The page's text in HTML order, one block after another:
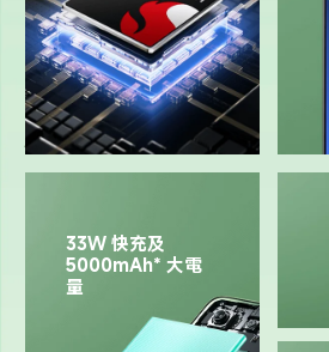
33W 快充及
5000mAh* 大電
量